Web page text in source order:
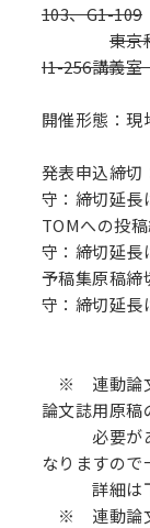
103、G1-109
東京
I1-256講義
開催形態：現
発表申込締
守：締切延長
TOMへの投
守：締切延長
予稿集原稿締
守：締切延長
※ 連動論文
論文誌用原稿
必要があ
なりますので
詳細は下
※ 連動論文